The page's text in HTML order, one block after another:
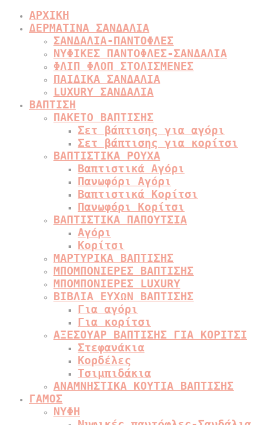
ΑΡΧΙΚΗ
ΔΕΡΜΑΤΙΝΑ ΣΑΝΔΑΛΙΑ
ΣΑΝΔΑΛΙΑ-ΠΑΝΤΟΦΛΕΣ
ΝΥΦΙΚΕΣ ΠΑΝΤΟΦΛΕΣ-ΣΑΝΔΑΛΙΑ
ΦΛΙΠ ΦΛΟΠ ΣΤΟΛΙΣΜΕΝΕΣ
ΠΑΙΔΙΚΑ ΣΑΝΔΑΛΙΑ
LUXURY ΣΑΝΔΑΛΙΑ
ΒΑΠΤΙΣΗ
ΠΑΚΕΤΟ ΒΑΠΤΙΣΗΣ
Σετ βάπτισης για αγόρι
Σετ βάπτισης για κορίτσι
ΒΑΠΤΙΣΤΙΚΑ ΡΟΥΧΑ
Βαπτιστικά Αγόρι
Πανωφόρι Αγόρι
Βαπτιστικά Κορίτσι
Πανωφόρι Κορίτσι
ΒΑΠΤΙΣΤΙΚΑ ΠΑΠΟΥΤΣΙΑ
Αγόρι
Κορίτσι
ΜΑΡΤΥΡΙΚΑ ΒΑΠΤΙΣΗΣ
ΜΠΟΜΠΟΝΙΕΡΕΣ ΒΑΠΤΙΣΗΣ
ΜΠΟΜΠΟΝΙΕΡΕΣ LUXURY
ΒΙΒΛΙΑ ΕΥΧΩΝ ΒΑΠΤΙΣΗΣ
Για αγόρι
Για κορίτσι
ΑΞΕΣΟΥΑΡ ΒΑΠΤΙΣΗΣ ΓΙΑ ΚΟΡΙΤΣΙ
Στεφανάκια
Κορδέλες
Τσιμπιδάκια
ΑΝΑΜΝΗΣΤΙΚΑ ΚΟΥΤΙΑ ΒΑΠΤΙΣΗΣ
ΓΑΜΟΣ
ΝΥΦΗ